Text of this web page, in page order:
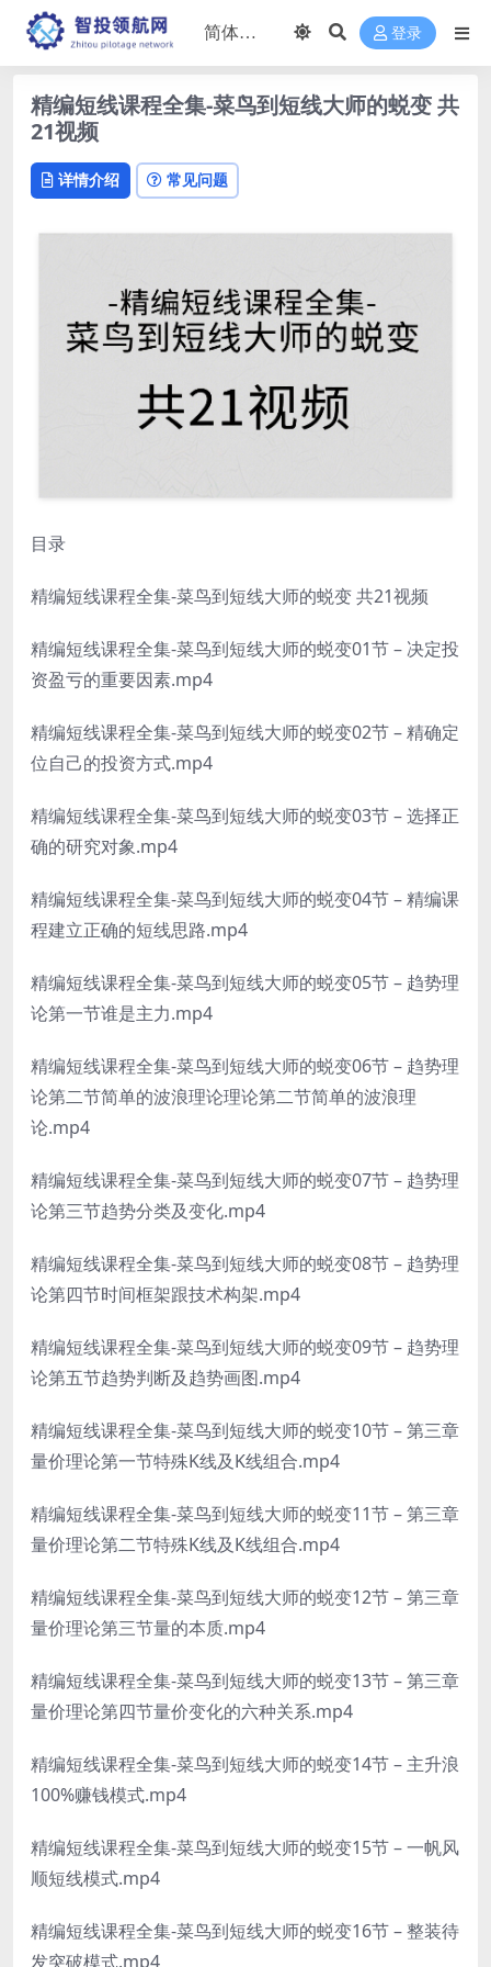
登录
精编短线课程全集-菜鸟到短线大师的蜕变 共
21视频
详情介绍 常见问题
目录
精编短线课程全集-菜鸟到短线大师的蜕变 共21视频
精编短线课程全集-菜鸟到短线大师的蜕变01节 – 决定投
资盈亏的重要因素.mp4
精编短线课程全集-菜鸟到短线大师的蜕变02节 – 精确定
位自己的投资方式.mp4
精编短线课程全集-菜鸟到短线大师的蜕变03节 – 选择正
确的研究对象.mp4
精编短线课程全集-菜鸟到短线大师的蜕变04节 – 精编课
程建立正确的短线思路.mp4
精编短线课程全集-菜鸟到短线大师的蜕变05节 – 趋势理
论第一节谁是主力.mp4
精编短线课程全集-菜鸟到短线大师的蜕变06节 – 趋势理
论第二节简单的波浪理论理论第二节简单的波浪理
论.mp4
精编短线课程全集-菜鸟到短线大师的蜕变07节 – 趋势理
论第三节趋势分类及变化.mp4
精编短线课程全集-菜鸟到短线大师的蜕变08节 – 趋势理
论第四节时间框架跟技术构架.mp4
精编短线课程全集-菜鸟到短线大师的蜕变09节 – 趋势理
论第五节趋势判断及趋势画图.mp4
精编短线课程全集-菜鸟到短线大师的蜕变10节 – 第三章
量价理论第一节特殊K线及K线组合.mp4
精编短线课程全集-菜鸟到短线大师的蜕变11节 – 第三章
量价理论第二节特殊K线及K线组合.mp4
精编短线课程全集-菜鸟到短线大师的蜕变12节 – 第三章
量价理论第三节量的本质.mp4
精编短线课程全集-菜鸟到短线大师的蜕变13节 – 第三章
量价理论第四节量价变化的六种关系.mp4
精编短线课程全集-菜鸟到短线大师的蜕变14节 – 主升浪
100%赚钱模式.mp4
精编短线课程全集-菜鸟到短线大师的蜕变15节 – 一帆风
顺短线模式.mp4
精编短线课程全集-菜鸟到短线大师的蜕变16节 – 整装待
发突破模式.mp4